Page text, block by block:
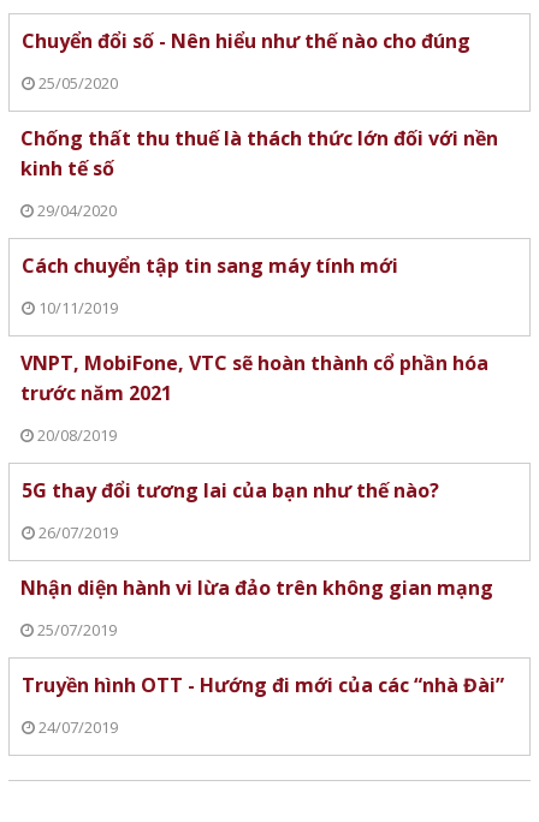
Chuyển đổi số - Nên hiểu như thế nào cho đúng
25/05/2020
Chống thất thu thuế là thách thức lớn đối với nền
kinh tế số
29/04/2020
Cách chuyển tập tin sang máy tính mới
10/11/2019
VNPT, MobiFone, VTC sẽ hoàn thành cổ phần hóa
trước năm 2021
20/08/2019
5G thay đổi tương lai của bạn như thế nào?
26/07/2019
Nhận diện hành vi lừa đảo trên không gian mạng
25/07/2019
Truyền hình OTT - Hướng đi mới của các “nhà Đài”
24/07/2019